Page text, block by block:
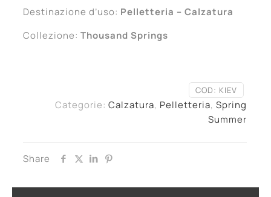
Destinazione d’uso: Pelletteria – Calzatura
Collezione: Thousand Springs
COD: KIEV
Categorie: Calzatura, Pelletteria, Spring
Summer
Share